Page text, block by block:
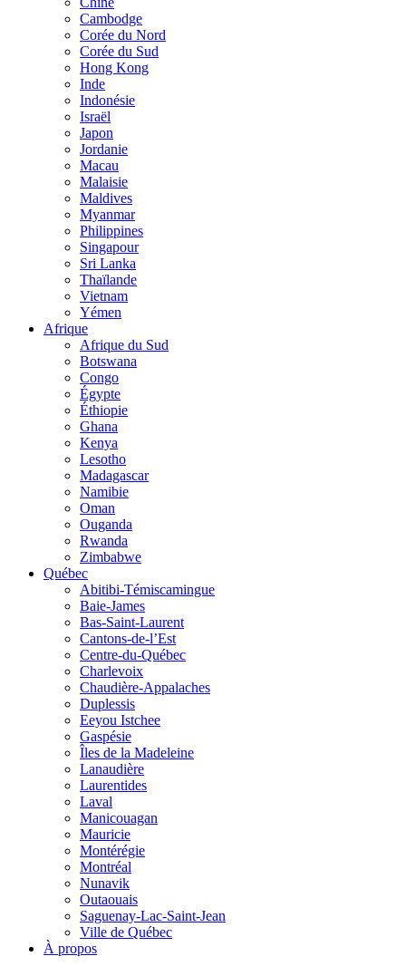
Cambodge
Corée du Nord
Corée du Sud
Hong Kong
Inde
Indonésie
Israël
Japon
Jordanie
Macau
Malaisie
Maldives
Myanmar
Philippines
Singapour
Sri Lanka
Thaïlande
Vietnam
Yémen
Afrique
Afrique du Sud
Botswana
Congo
Égypte
Éthiopie
Ghana
Kenya
Lesotho
Madagascar
Namibie
Oman
Ouganda
Rwanda
Zimbabwe
Québec
Abitibi-Témiscamingue
Baie-James
Bas-Saint-Laurent
Cantons-de-l’Est
Centre-du-Québec
Charlevoix
Chaudière-Appalaches
Duplessis
Eeyou Istchee
Gaspésie
Îles de la Madeleine
Lanaudière
Laurentides
Laval
Manicouagan
Mauricie
Montérégie
Montréal
Nunavik
Outaouais
Saguenay-Lac-Saint-Jean
Ville de Québec
À propos